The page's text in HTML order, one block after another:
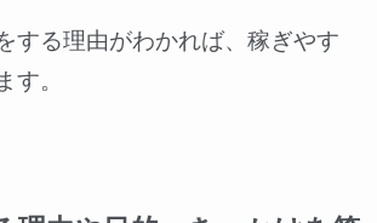
する理由がわかれば、稼ぎやす
す。